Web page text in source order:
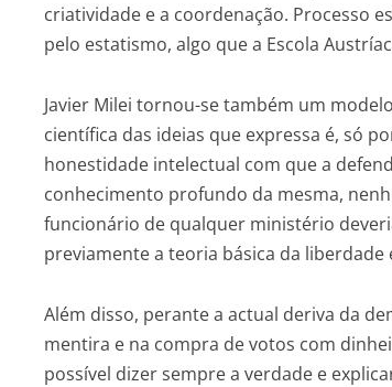
criatividade e a coordenação. Processo
pelo estatismo, algo que a Escola
Javier Milei tornou-se também um
científica das ideias que expressa é, só
honestidade intelectual com que a
conhecimento profundo da mesma,
funcionário de qualquer ministério
previamente a teoria básica da liberdade
Além disso, perante a actual deriva da
mentira e na compra de votos com
possível dizer sempre a verdade e